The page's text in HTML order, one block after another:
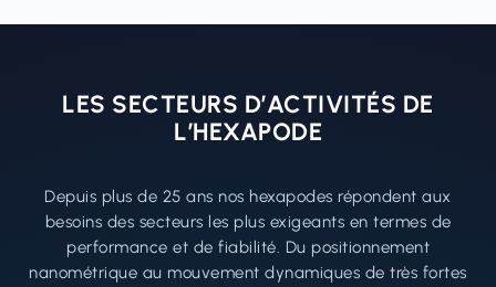
LES SECTEURS D’ACTIVITÉS DE
L’HEXAPODE
Depuis plus de 25 ans nos hexapodes répondent aux
besoins des secteurs les plus exigeants en termes de
performance et de fiabilité. Du positionnement
nanométrique au mouvement dynamiques de très fortes